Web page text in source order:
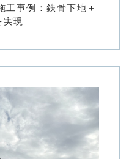
工事例：鉄骨下地＋
実現